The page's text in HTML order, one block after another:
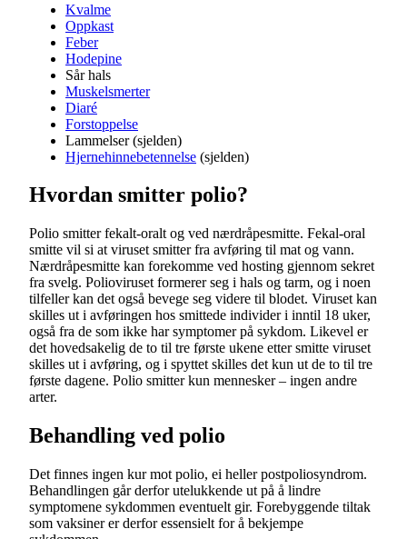
Kvalme
Oppkast
Feber
Hodepine
Sår hals
Muskelsmerter
Diaré
Forstoppelse
Lammelser (sjelden)
Hjernehinnebetennelse (sjelden)
Hvordan smitter polio?
Polio smitter fekalt-oralt og ved nærdråpesmitte. Fekal-oral
smitte vil si at viruset smitter fra avføring til mat og vann.
Nærdråpesmitte kan forekomme ved hosting gjennom sekret
fra svelg. Polioviruset formerer seg i hals og tarm, og i noen
tilfeller kan det også bevege seg videre til blodet. Viruset kan
skilles ut i avføringen hos smittede individer i inntil 18 uker,
også fra de som ikke har symptomer på sykdom. Likevel er
det hovedsakelig de to til tre første ukene etter smitte viruset
skilles ut i avføring, og i spyttet skilles det kun ut de to til tre
første dagene. Polio smitter kun mennesker – ingen andre
arter.
Behandling ved polio
Det finnes ingen kur mot polio, ei heller postpoliosyndrom.
Behandlingen går derfor utelukkende ut på å lindre
symptomene sykdommen eventuelt gir. Forebyggende tiltak
som vaksiner er derfor essensielt for å bekjempe